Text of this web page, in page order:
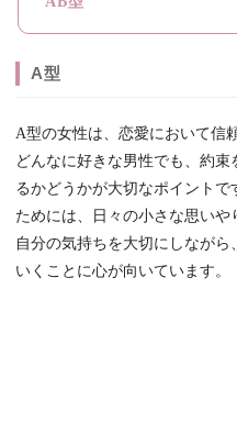
A型
A型の女性は、恋愛において信
どんなに好きな男性でも、約
るかどうかが大切なポイントで
ためには、日々の小さな思いや
自分の気持ちを大切にしなが
いくことに心が向いています。